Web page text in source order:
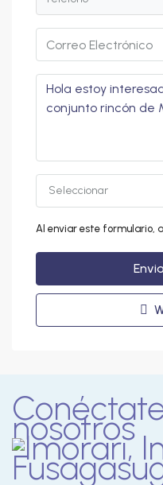
Seleccionar
Al enviar este formulario,
nosotros